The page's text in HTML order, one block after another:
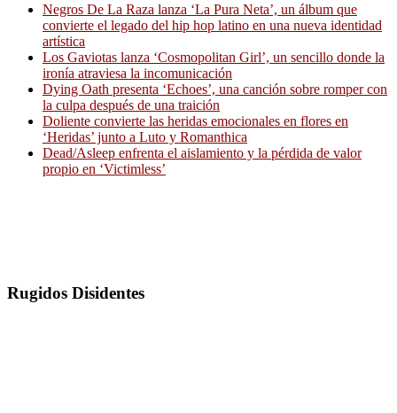
Negros De La Raza lanza ‘La Pura Neta’, un álbum que
convierte el legado del hip hop latino en una nueva identidad
artística
Los Gaviotas lanza ‘Cosmopolitan Girl’, un sencillo donde la
ironía atraviesa la incomunicación
Dying Oath presenta ‘Echoes’, una canción sobre romper con
la culpa después de una traición
Doliente convierte las heridas emocionales en flores en
‘Heridas’ junto a Luto y Romanthica
Dead/Asleep enfrenta el aislamiento y la pérdida de valor
propio en ‘Victimless’
Rugidos Disidentes